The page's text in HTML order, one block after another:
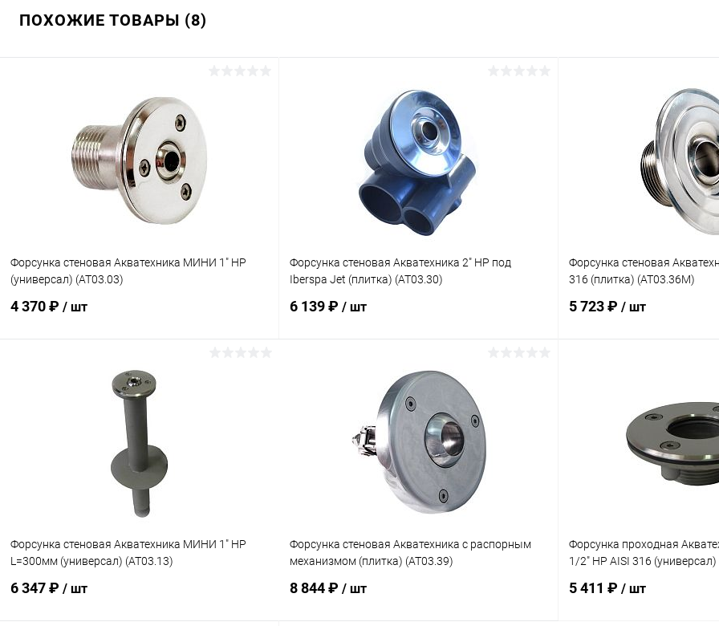
ПОХОЖИЕ ТОВАРЫ (8)
Форсунка стеновая Акватехника МИНИ 1" НР
(универсал) (AT03.03)
4 370 ₽ / шт
В корзину
Форсунка стеновая Акватехника 2" НР под
Iberspa Jet (плитка) (AT03.30)
6 139 ₽ / шт
В корзину
К сравнению Под заказ
Форсунка стеновая
316 (плитка) (AT03.36M)
5 723 ₽ / шт
В избранное
К сравнению
Форсунка стеновая Акватехника МИНИ 1" НР
L=300мм (универсал) (AT03.13)
6 347 ₽ / шт
Форсунка стеновая Акватехника с распорным
механизмом (плитка) (AT03.39)
8 844 ₽ / шт
Форсунка проходная
1/2" НР AISI 316 (универсал)
5 411 ₽ / шт